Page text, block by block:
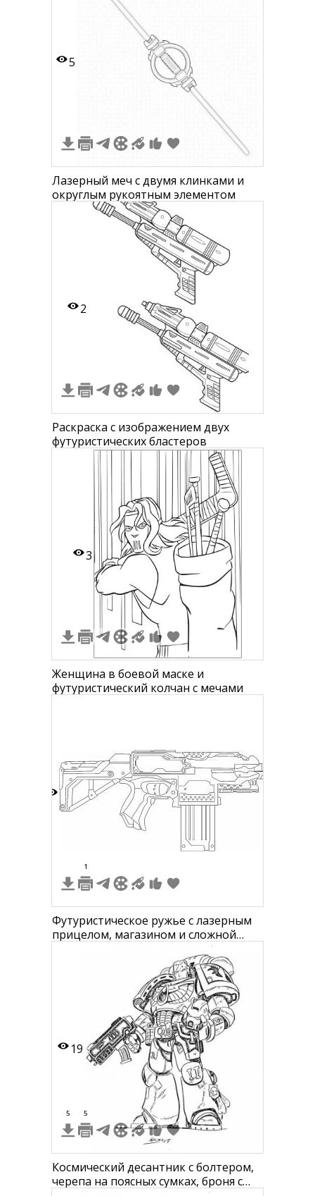
5
Лазерный меч с двумя клинками и
округлым рукоятным элементом
2
Раскраска с изображением двух
футуристических бластеров
3
Женщина в боевой маске и
футуристический колчан с мечами
1
Футуристическое ружье с лазерным
прицелом, магазином и сложной
19
5 5
Космический десантник с болтером,
черепа на поясных сумках, броня с